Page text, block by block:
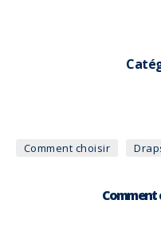
Comment choisir
Comment